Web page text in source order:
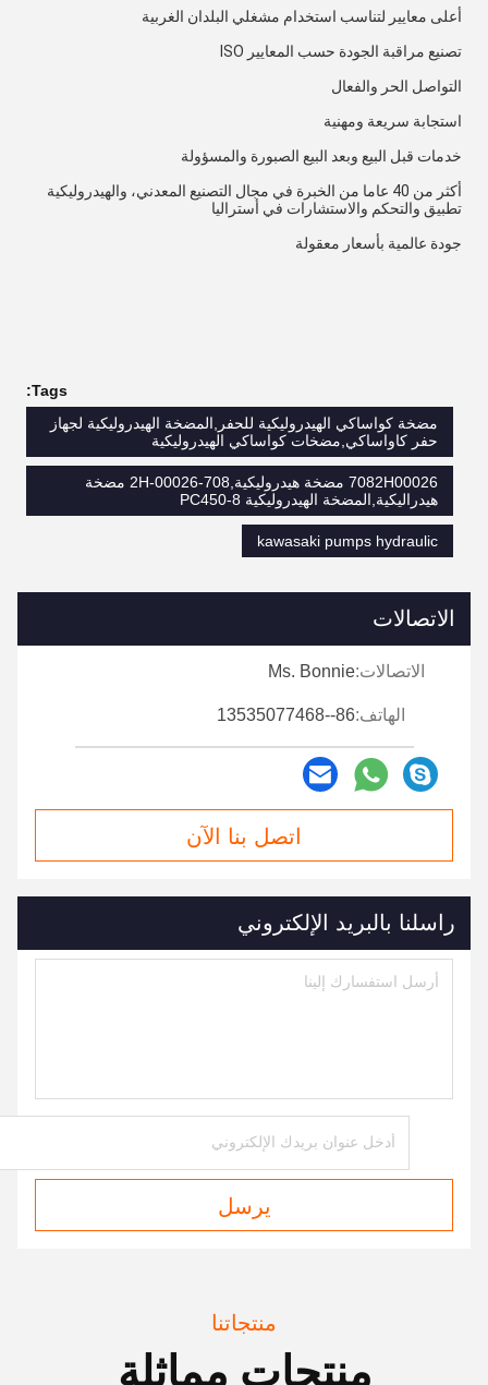
أعلى معايير لتناسب استخدام مشغلي البلدان الغربية
تصنيع مراقبة الجودة حسب المعايير ISO
التواصل الحر والفعال
استجابة سريعة ومهنية
خدمات قبل البيع وبعد البيع الصبورة والمسؤولة
تطبيق والتحكم والاستشارات في أستراليا
جودة عالمية بأسعار معقولة
Tags:
مضخة كواساكي الهيدروليكية للحفر,المضخة الهيدروليكية لجهاز
حفر كاواساكي,مضخات كواساكي الهيدروليكية
7082H00026 مضخة هيدروليكية,708-2H-00026 مضخة
هيدراليكية,المضخة الهيدروليكية PC450-8
kawasaki pumps hydraulic
الاتصالات
الاتصالات:Ms. Bonnie
الهاتف:86--13535077468
اتصل بنا الآن
راسلنا بالبريد الإلكتروني
يرسل
منتجاتنا
منتجات مماثلة